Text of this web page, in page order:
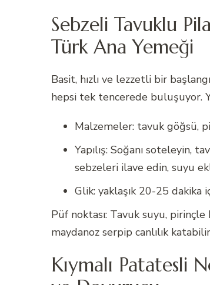
Sebzeli Tavuklu
Türk Ana Yemeği
Basit, hızlı ve lezzetli bir
hepsi tek tencerede buluşuyor.
Malzemeler: tavuk göğsü,
Yapılış: Soğanı soteleyin,
sebzeleri ilave edin, suyu
Glik: yaklaşık 20-25 dakika
Püf noktası: Tavuk suyu,
maydanoz serpip canlılık
Kıymalı Patatesli